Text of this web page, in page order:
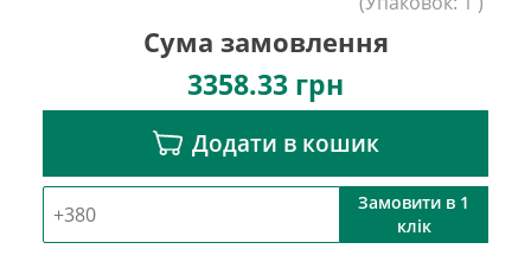
Сума замовлення
3358.33 грн
Додати в кошик
Замовити в 1
клік